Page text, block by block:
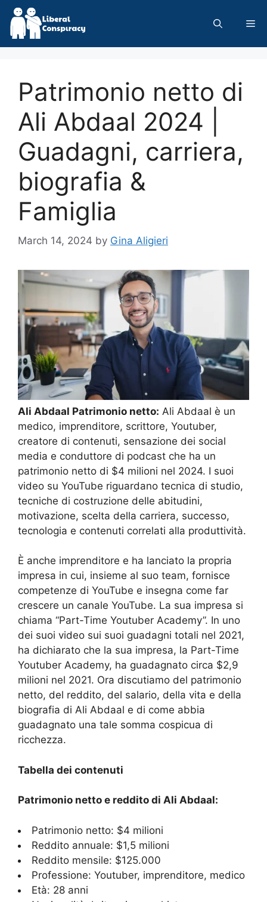
Skip
content
Patrimonio netto di
Ali Abdaal 2024 |
Guadagni, carriera,
biografia &
Famiglia
March 14, 2024 by Gina Aligieri
Ali Abdaal Patrimonio netto: Ali Abdaal è un
medico, imprenditore, scrittore, Youtuber,
creatore di contenuti, sensazione dei social
media e conduttore di podcast che ha un
patrimonio netto di $4 milioni nel 2024. I suoi
video su YouTube riguardano tecnica di studio,
tecniche di costruzione delle abitudini,
motivazione, scelta della carriera, successo,
tecnologia e contenuti correlati alla produttività.
È anche imprenditore e ha lanciato la propria
impresa in cui, insieme al suo team, fornisce
competenze di YouTube e insegna come far
crescere un canale YouTube. La sua impresa si
chiama “Part-Time Youtuber Academy”. In uno
dei suoi video sui suoi guadagni totali nel 2021,
ha dichiarato che la sua impresa, la Part-Time
Youtuber Academy, ha guadagnato circa $2,9
milioni nel 2021. Ora discutiamo del patrimonio
netto, del reddito, del salario, della vita e della
biografia di Ali Abdaal e di come abbia
guadagnato una tale somma cospicua di
ricchezza.
Tabella dei contenuti
Patrimonio netto e reddito di Ali Abdaal:
Patrimonio netto: $4 milioni
Reddito annuale: $1,5 milioni
Reddito mensile: $125.000
Professione: Youtuber, imprenditore, medico
Età: 28 anni